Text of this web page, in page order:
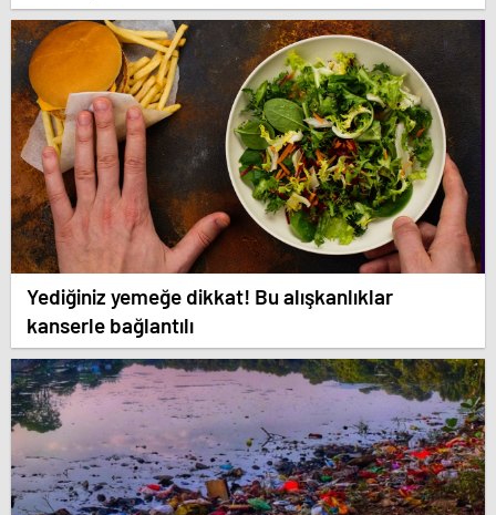
Yediğiniz yemeğe dikkat! Bu alışkanlıklar
kanserle bağlantılı